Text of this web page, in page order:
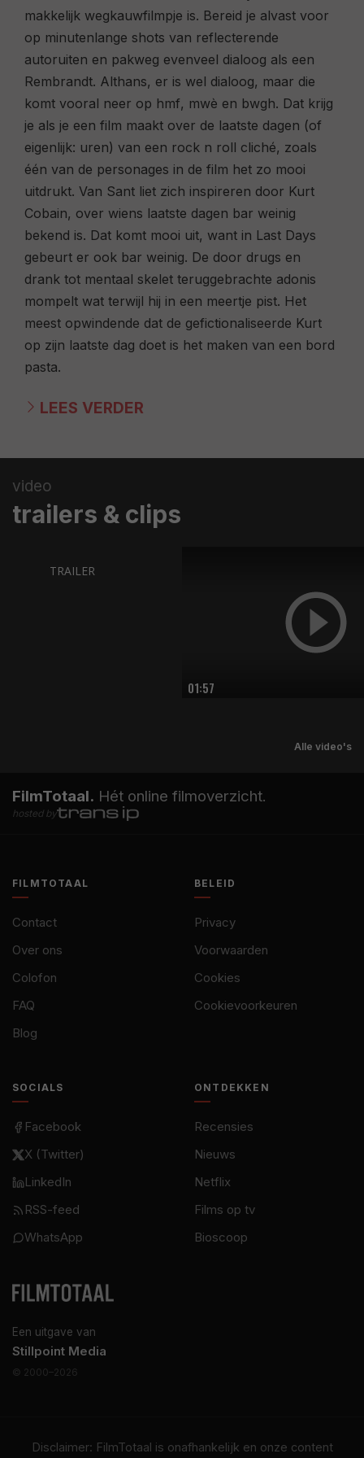
makkelijk wegkauwfilmpje is. Bereid je alvast voor
op minutenlange shots van reflecterende
autoruiten en pakweg evenveel dialoog als een
Rembrandt. Althans, er is wel dialoog, maar die
komt vooral neer op hmf, mwè en bwgh. Dat krijg
je als je een film maakt over de laatste dagen (of
eigenlijk: uren) van een rock n roll cliché, zoals
één van de personages in de film het zo mooi
uitdrukt. Van Sant liet zich inspireren door Kurt
Cobain, over wiens laatste dagen bar weinig
bekend is. Dat komt mooi uit, want in Last Days
gebeurt er ook bar weinig. De door drugs en
drank tot mentaal skelet teruggebrachte adonis
mompelt wat terwijl hij in een meertje pist. Het
meest opwindende dat de gefictionaliseerde Kurt
op zijn laatste dag doet is het maken van een bord
pasta.
LEES VERDER
video
trailers & clips
01:57
TRAILER
Alle video's
FilmTotaal. Hét online filmoverzicht.
hosted by
Een uitgave van
Stillpoint Media
© 2000–2026
FILMTOTAAL
Contact
Over ons
Colofon
FAQ
Blog
BELEID
Privacy
Voorwaarden
Cookies
Cookievoorkeuren
SOCIALS
Facebook
X (Twitter)
LinkedIn
RSS-feed
WhatsApp
ONTDEKKEN
Recensies
Nieuws
Netflix
Films op tv
Bioscoop
Disclaimer: FilmTotaal is onafhankelijk en onze content